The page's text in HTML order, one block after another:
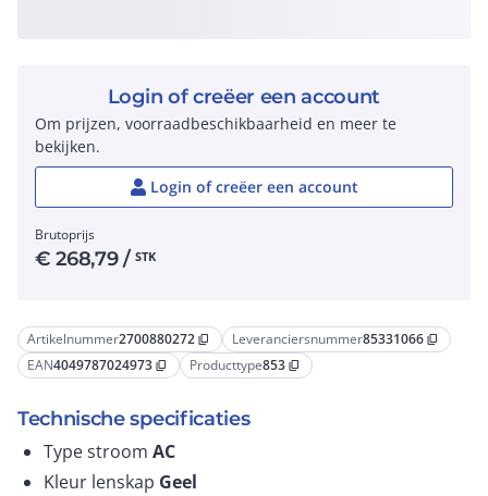
Artikelnummer2700880272 content_copy Leveranciersnummer85331066 content_copy
EAN4049787024973 content_copy Producttype853 content_copy
Technische specificaties
Type stroom AC
Kleur lenskap Geel
Login of creëer een account
Om prijzen, voorraadbeschikbaarheid en meer te
bekijken.
Login of creëer een account
Brutoprijs
€268,79/ STK